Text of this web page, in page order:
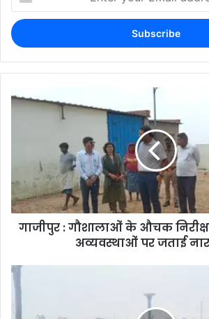
गाजीपुर : गौशालाओं के औचक
अव्यवस्थाओं पर जताई